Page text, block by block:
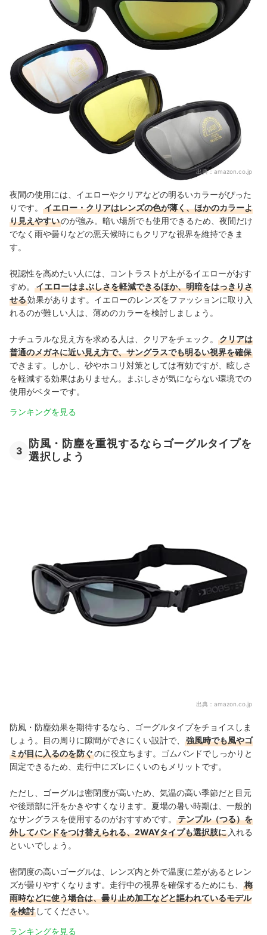
出典：amazon.co.jp
夜間の使用には、イエローやクリアなどの明るいカラーがぴった
りです。
イエロー・クリアはレンズの色が薄く、ほかのカラーよ
り見えやすいのが強み。暗い場所でも使用できるため、夜間だけ
でなく雨や曇りなどの悪天候時にもクリアな視界を維持できま
す。
視認性を高めたい人には、コントラストが上がるイエローがおす
すめ。
イエローはまぶしさを軽減できるほか、明暗をはっきりさ
せる効果があります。イエローのレンズをファッションに取り入
れるのが難しい人は、薄めのカラーを検討しましょう。
ナチュラルな見え方を求める人は、クリアをチェック。
クリアは
普通のメガネに近い見え方で、サングラスでも明るい視界を確保
できます。しかし、砂やホコリ対策としては有効ですが、眩しさ
を軽減する効果はありません。まぶしさが気にならない環境での
使用がベターです。
ランキングを見る
3
防風・防塵を重視するならゴーグルタイプを
選択しよう
出典： amazon.co.jp
防風・防塵効果を期待するなら、ゴーグルタイプをチョイスしま
しょう。目の周りに隙間ができにくい設計で、
強風時でも風やゴ
ミが目に入るのを防ぐのに役立ちます。ゴムバンドでしっかりと
固定できるため、走行中にズレにくいのもメリットです。
ただし、ゴーグルは密閉度が高いため、気温の高い季節だと目元
や後頭部に汗をかきやすくなります。夏場の暑い時期は、一般的
なサングラスを使用するのがおすすめです。
テンプル（つる）を
外してバンドをつけ替えられる、2WAYタイプも選択肢に 入れる
といいでしょう。
密閉度の高いゴーグルは、レンズ内と外で温度に差があるとレン
ズが曇りやすくなります。走行中の視界を確保するためにも、
梅
雨時などに使う場合は、曇り止め加工などと謳われているモデル
を検討 してください。
ランキングを見る